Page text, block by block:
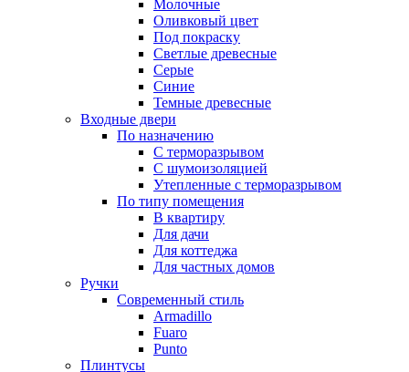
Молочные
Оливковый цвет
Под покраску
Светлые древесные
Серые
Синие
Темные древесные
Входные двери
По назначению
С терморазрывом
С шумоизоляцией
Утепленные с терморазрывом
По типу помещения
В квартиру
Для дачи
Для коттеджа
Для частных домов
Ручки
Современный стиль
Armadillo
Fuaro
Punto
Плинтусы